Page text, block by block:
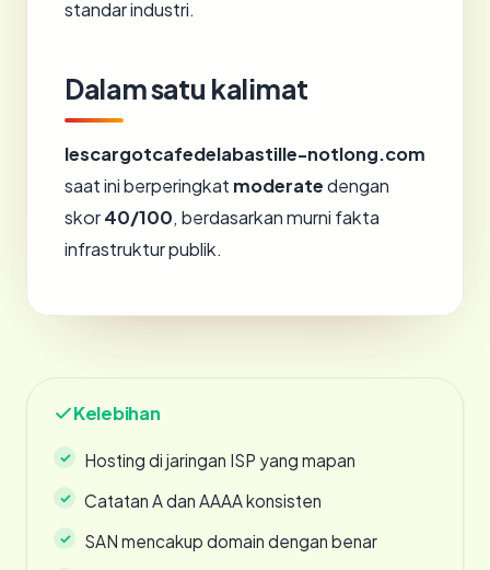
standar industri.
Dalam satu kalimat
lescargotcafedelabastille-notlong.com
saat ini berperingkat moderatedengan
skor40/100, berdasarkan murni fakta
infrastruktur publik.
Kelebihan
Hosting di jaringan ISP yang mapan
Catatan A dan AAAA konsisten
SAN mencakup domain dengan benar